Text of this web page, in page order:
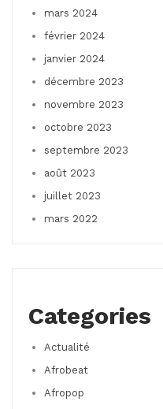
mars 2024
février 2024
janvier 2024
décembre 2023
novembre 2023
octobre 2023
septembre 2023
août 2023
juillet 2023
mars 2022
Categories
Actualité
Afrobeat
Afropop